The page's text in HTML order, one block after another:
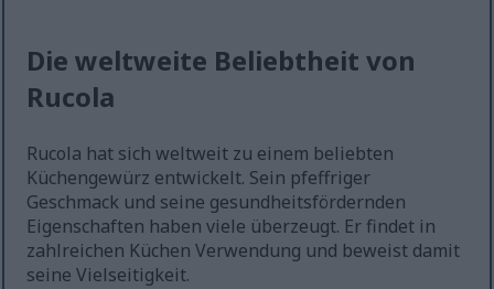
Die weltweite Beliebtheit von
Rucola
Rucola hat sich weltweit zu einem beliebten
Küchengewürz entwickelt. Sein pfeffriger
Geschmack und seine gesundheitsfördernden
Eigenschaften haben viele überzeugt. Er findet in
zahlreichen Küchen Verwendung und beweist damit
seine Vielseitigkeit.